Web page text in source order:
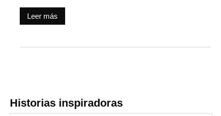
Leer más
Historias inspiradoras